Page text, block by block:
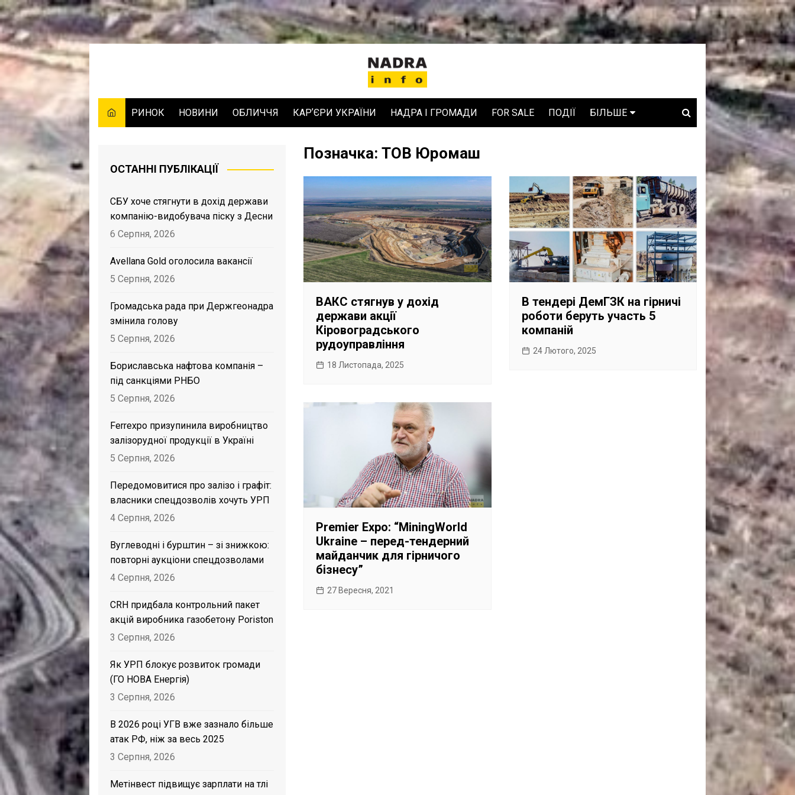
Skip
to
РИНОК НОВИНИ ОБЛИЧЧЯ КАРʼЄРИ УКРАЇНИ НАДРА І ГРОМАДИ FOR SALE ПОДІЇ БІЛЬШЕ
WHO IS WHO
ПРОЗОРІ НАДРА
ГОВОРЯТЬ АСОЦІАЦІЇ
ГОВОРЯТЬ КОМПАНІЇ
КОНФЛІКТНІ НАДРА
САНКЦІЙНІ НАДРА
БЛОГИ
TECHNO
Позначка:ТОВ Юромаш
ВАКС стягнув у дохід
держави акції
Кіровоградського
рудоуправління
18 Листопада, 2025
В тендері ДемГЗК на гірничі
роботи беруть участь 5
компаній
24 Лютого, 2025
Premier Expo: “MiningWorld
Ukraine – перед-тендерний
майданчик для гірничого
бізнесу”
27 Вересня, 2021
ОСТАННІ ПУБЛІКАЦІЇ
СБУ хоче стягнути в дохід держави
компанію-видобувача піску з Десни
6 Серпня, 2026
Avellana Gold оголосила вакансії
5 Серпня, 2026
Громадська рада при Держгеонадра
змінила голову
5 Серпня, 2026
Бориславська нафтова компанія –
під санкціями РНБО
5 Серпня, 2026
Ferrexpo призупинила виробництво
залізорудної продукції в Україні
5 Серпня, 2026
Передомовитися про залізо і графіт:
власники спецдозволів хочуть УРП
4 Серпня, 2026
Вуглеводні і бурштин – зі знижкою:
повторні аукціони спецдозволами
4 Серпня, 2026
CRH придбала контрольний пакет
акцій виробника газобетону Poriston
3 Серпня, 2026
Як УРП блокує розвиток громади
(ГО НОВА Енергія)
3 Серпня, 2026
В 2026 році УГВ вже зазнало більше
атак РФ, ніж за весь 2025
3 Серпня, 2026
Метінвест підвищує зарплати на тлі